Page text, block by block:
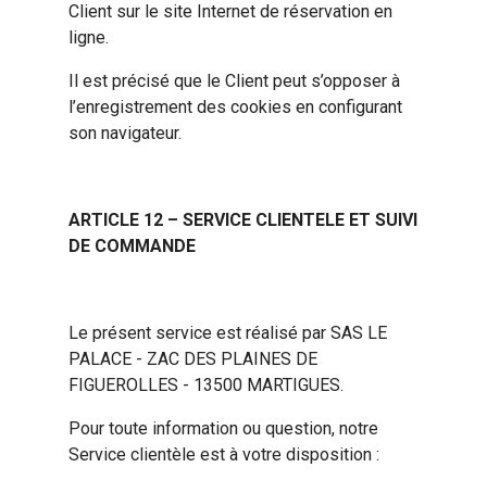
Client sur le site Internet de réservation en
ligne.
Il est précisé que le Client peut s’opposer à
l’enregistrement des cookies en configurant
son navigateur.
ARTICLE 12 – SERVICE CLIENTELE ET SUIVI
DE COMMANDE
Le présent service est réalisé par SAS LE
PALACE - ZAC DES PLAINES DE
FIGUEROLLES - 13500 MARTIGUES.
Pour toute information ou question, notre
Service clientèle est à votre disposition :